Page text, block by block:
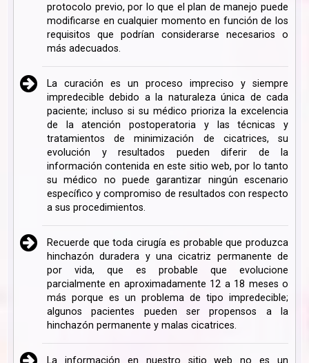
protocolo previo, por lo que el plan de manejo puede
modificarse en cualquier momento en función de los
requisitos que podrían considerarse necesarios o
más adecuados.
La curación es un proceso impreciso y siempre
impredecible debido a la naturaleza única de cada
paciente; incluso si su médico prioriza la excelencia
de la atención postoperatoria y las técnicas y
tratamientos de minimización de cicatrices, su
evolución y resultados pueden diferir de la
información contenida en este sitio web, por lo tanto
su médico no puede garantizar ningún escenario
específico y compromiso de resultados con respecto
a sus procedimientos.
Recuerde que toda cirugía es probable que produzca
hinchazón duradera y una cicatriz permanente de
por vida, que es probable que evolucione
parcialmente en aproximadamente 12 a 18 meses o
más porque es un problema de tipo impredecible;
algunos pacientes pueden ser propensos a la
hinchazón permanente y malas cicatrices.
La información en nuestro sitio web no es un